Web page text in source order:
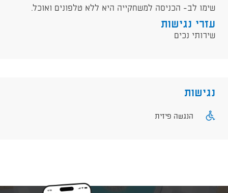
שימו לב- הכניסה למשחקייה היא ללא טלפונים ואוכל.
עזרי נגישות
שירותי נכים
נגישות
הנגשה פיזית